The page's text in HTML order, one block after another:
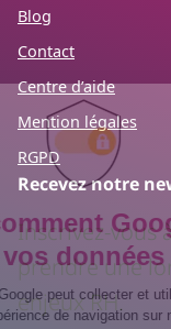
Blog
Contact
Centre d’aide
Mention légales
RGPD
Recevez notre
Inscrivez-vous
prendre une
enjeux RH.